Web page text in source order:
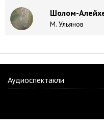
Шолом-
М. Ульянов
Аудиоспектакли